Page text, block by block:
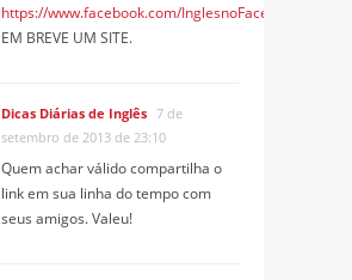
https://www.facebook.com/InglesnoFace
EM BREVE UM SITE.
Dicas Diárias de Inglês 7 de
setembro de 2013 de 23:10
Quem achar válido compartilha o
link em sua linha do tempo com
seus amigos. Valeu!